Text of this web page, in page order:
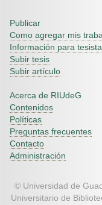
Publicar
Como agregar mis
Información para
Subir tesis
Subir artículo
Acerca de RIUdeG
Contenidos
Políticas
Preguntas frecuentes
Contacto
Administración
© Universidad de
Universitario de